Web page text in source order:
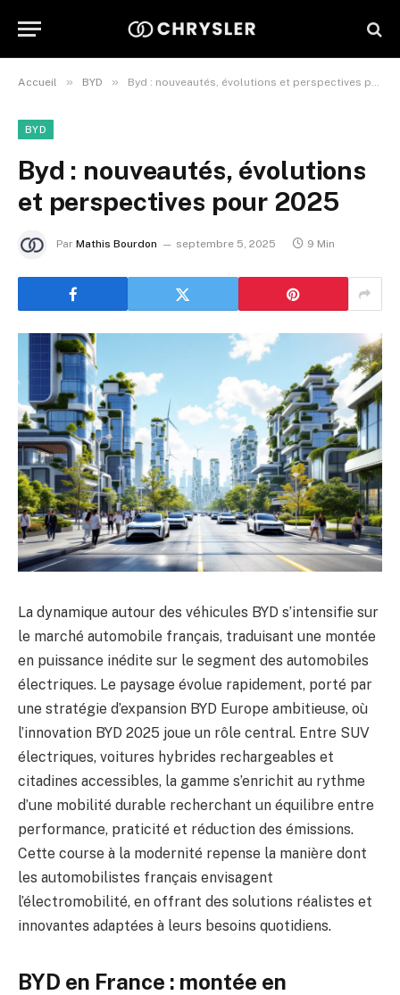
Accueil » BYD » Byd : nouveautés, évolutions et perspectives pour 2025
BYD
Byd : nouveautés, évolutions
et perspectives pour 2025
Par Mathis Bourdon septembre 5, 2025 9 Min
La dynamique autour des véhicules BYD s’intensifie sur
le marché automobile français, traduisant une montée
en puissance inédite sur le segment des automobiles
électriques. Le paysage évolue rapidement, porté par
une stratégie d’expansion BYD Europe ambitieuse, où
l’innovation BYD 2025 joue un rôle central. Entre SUV
électriques, voitures hybrides rechargeables et
citadines accessibles, la gamme s’enrichit au rythme
d’une mobilité durable recherchant un équilibre entre
performance, praticité et réduction des émissions.
Cette course à la modernité repense la manière dont
les automobilistes français envisagent
l’électromobilité, en offrant des solutions réalistes et
innovantes adaptées à leurs besoins quotidiens.
BYD en France : montée en